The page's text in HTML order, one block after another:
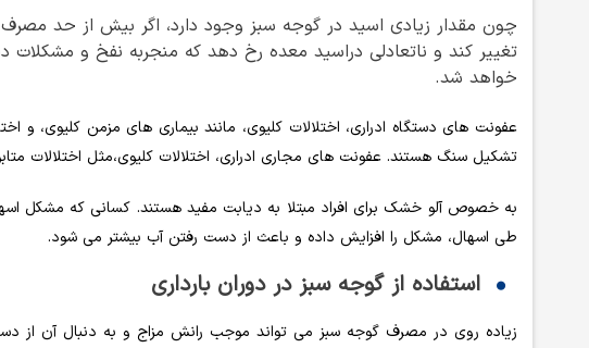
چون مقدار زیادی اسید در گوجه سبز وجود دارد، اگر بیش از حد
تغییر کند و ناتعادلی دراسید معده رخ دهد که منجربه نفخ و
خواهد شد.
عفونت های دستگاه ادراری، اختلالات کلیوی، مانند بیماری های مزمن کلیوی، و
تشکیل سنگ هستند. عفونت های مجاری ادراری، اختلالات کلیوی،مثل اختلالات
به خصوص آلو خشک برای افراد مبتلا به دیابت مفید هستند. کسانی که مشکل
طی اسهال، مشکل را افزایش داده و باعث از دست رفتن آب بیشتر می شود.
استفاده از گوجه سبز در دوران بارداری
زیاده روی در مصرف گوجه سبز می تواند موجب رانش مزاج و به دنبال آن از